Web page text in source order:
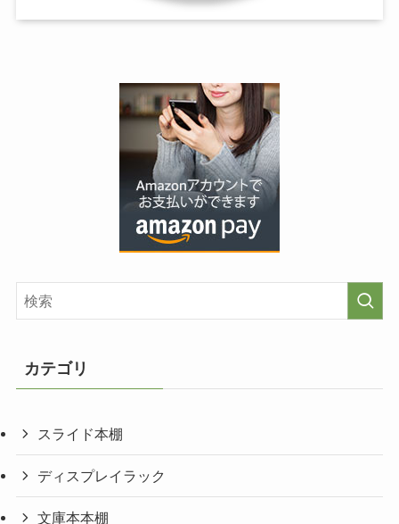
カテゴリ
スライド本棚
ディスプレイラック
文庫本本棚